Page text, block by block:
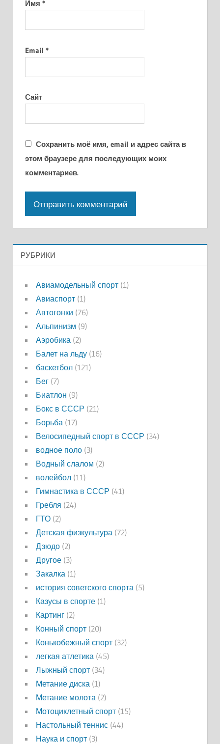
Имя *
Email *
Сайт
Сохранить моё имя, email и адрес сайта в
этом браузере для последующих моих
комментариев.
РУБРИКИ
Авиамодельный спорт(1)
Авиаспорт(1)
Автогонки (76)
Альпинизм (9)
Аэробика (2)
Балет на льду(16)
баскетбол(121)
Бег(7)
Биатлон (9)
Бокс в СССР (21)
Борьба (17)
Велосипедный спорт в СССР (34)
водное поло(3)
Водный слалом (2)
волейбол(11)
Гимнастика в СССР (41)
Гребля (24)
ГТО(2)
Детская физкультура (72)
Дзюдо(2)
Другое(3)
Закалка (1)
история советского спорта (5)
Казусы в спорте(1)
Картинг(2)
Конный спорт(20)
Конькобежный спорт(32)
легкая атлетика (45)
Лыжный спорт(34)
Метание диска (1)
Метание молота (2)
Мотоциклетный спорт(15)
Настольный теннис(44)
Наука и спорт(3)